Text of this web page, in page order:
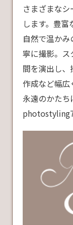
さまざまな
します。豊富
自然で温か
寧に撮影。ス
間を演出し
作成など幅広
永遠のかた